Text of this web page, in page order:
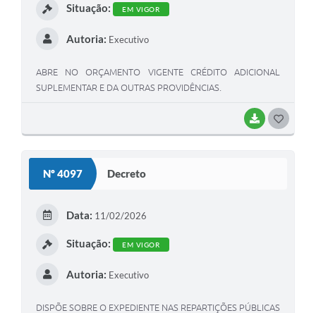
BAIXAR
Situação: EM VIGOR
Autoria: Executivo
ABRE NO ORÇAMENTO VIGENTE CRÉDITO ADICIONAL
SUPLEMENTAR E DA OUTRAS PROVIDÊNCIAS.
Nº 4097 Decreto
Data: 11/02/2026
Situação: EM VIGOR
Autoria: Executivo
DISPÕE SOBRE O EXPEDIENTE NAS REPARTIÇÕES PÚBLICAS